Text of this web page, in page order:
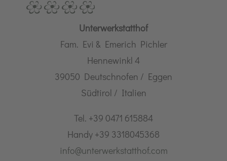
Unterwerkstatthof
Fam. Evi & Emerich Pichler
Hennewinkl 4
39050 Deutschnofen / Eggen
Südtirol / Italien
Tel. +39 0471 615884
Handy +39 3318045368
info@unterwerkstatthof.com